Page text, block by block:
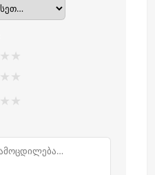
★ ★
★ ★
★ ★